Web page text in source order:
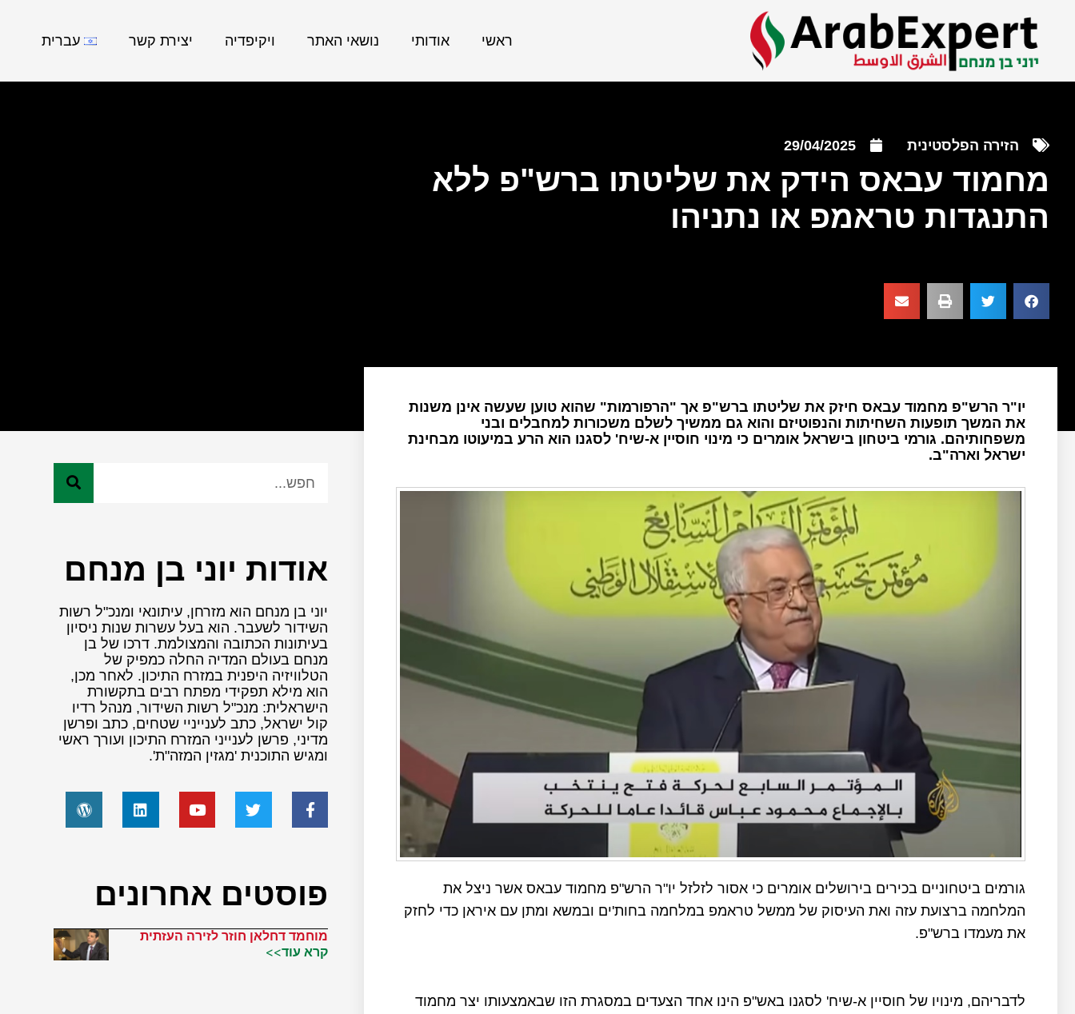
ראשי אודותי נושאי האתר ויקיפדיה יצירת קשר עברית
הזירה הפלסטינית 29/04/2025
מחמוד עבאס הידק את שליטתו ברש"פ ללא
התנגדות טראמפ או נתניהו
יו"ר הרש"פ מחמוד עבאס חיזק את שליטתו ברש"פ אך "הרפורמות" שהוא טוען שעשה אינן משנות
את המשך תופעות השחיתות והנפוטיזם והוא גם ממשיך לשלם משכורות למחבלים ובני
משפחותיהם. גורמי ביטחון בישראל אומרים כי מינוי חוסיין א-שיח' לסגנו הוא הרע במיעוטו מבחינת
ישראל וארה"ב.
גורמים ביטחוניים בכירים בירושלים אומרים כי אסור לזלזל יו"ר הרש"פ מחמוד עבאס אשר ניצל את
המלחמה ברצועת עזה ואת העיסוק של ממשל טראמפ במלחמה בחות'ים ובמשא ומתן עם איראן כדי לחזק
את מעמדו ברש"פ.
לדבריהם, מינויו של חוסיין א-שיח' לסגנו באש"פ הינו אחד הצעדים במסגרת הזו שבאמצעותו יצר מחמוד
אודות יוני בן מנחם
יוני בן מנחם הוא מזרחן, עיתונאי ומנכ"ל רשות
השידור לשעבר. הוא בעל עשרות שנות ניסיון
בעיתונות הכתובה והמצולמת. דרכו של בן
מנחם בעולם המדיה החלה כמפיק של
הטלוויזיה היפנית במזרח התיכון. לאחר מכן,
הוא מילא תפקידי מפתח רבים בתקשורת
הישראלית: מנכ"ל רשות השידור, מנהל רדיו
קול ישראל, כתב לענייניי שטחים, כתב ופרשן
מדיני, פרשן לענייני המזרח התיכון ועורך ראשי
ומגיש התוכנית 'מגזין המזה"ת'.
פוסטים אחרונים
מוחמד דחלאן חוזר לזירה העזתית
קרא עוד>>